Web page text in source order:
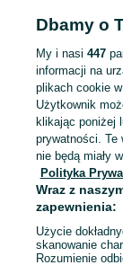
Mapa kategorii
Mapa miejscowości
Mapa ministron
Popularne
Dbamy o
My i nasi 447
informacji na
plikach cookie
Użytkownik
klikając poniżej
prywatności. Te
nie będą miały
Polityka
Wraz z
zapewnienia:
Użycie
skanowanie
Rozumienie